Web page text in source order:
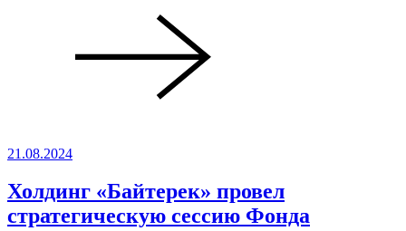
21.08.2024
Холдинг «Байтерек» провел
стратегическую сессию Фонда